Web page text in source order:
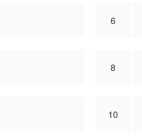
6
8
10